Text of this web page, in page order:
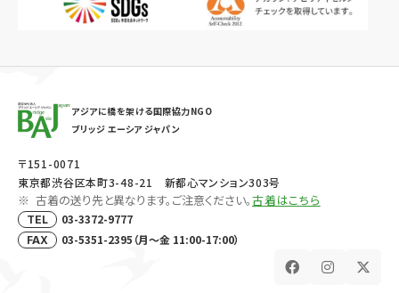
アジアに橋を架ける国際協力NGO
ブリッジ エーシア ジャパン
〒151-0071
東京都渋谷区本町3-48-21 新都心マンション303号
古着の送り先と異なります。ご注意ください。古着はこちら
TEL 03-3372-9777
FAX 03-5351-2395（月～金 11:00-17:00）